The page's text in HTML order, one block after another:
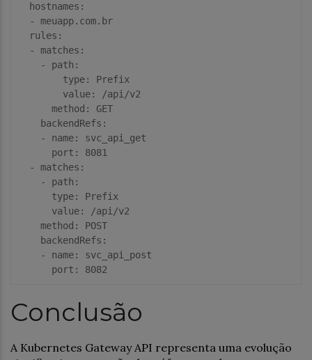
hostnames :
  - meuapp.com.br
rules :
  -
matches :
    -
path :
type: Prefix
value: /api/v2
method : GET
backendRefs :
    -
name: svc_api_get
port : 8081
  -
matches :
    -
path :
type: Prefix
value: /api/v2
method : POST
backendRefs :
    -
name: svc_api_post
port : 8082
Conclusão
A Kubernetes Gateway API representa uma evolução